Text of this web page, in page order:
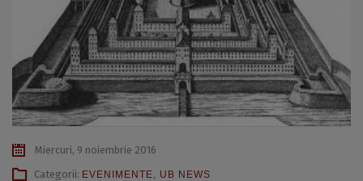
Miercuri, 9 noiembrie 2016
Categorii: EVENIMENTE UB NEWS